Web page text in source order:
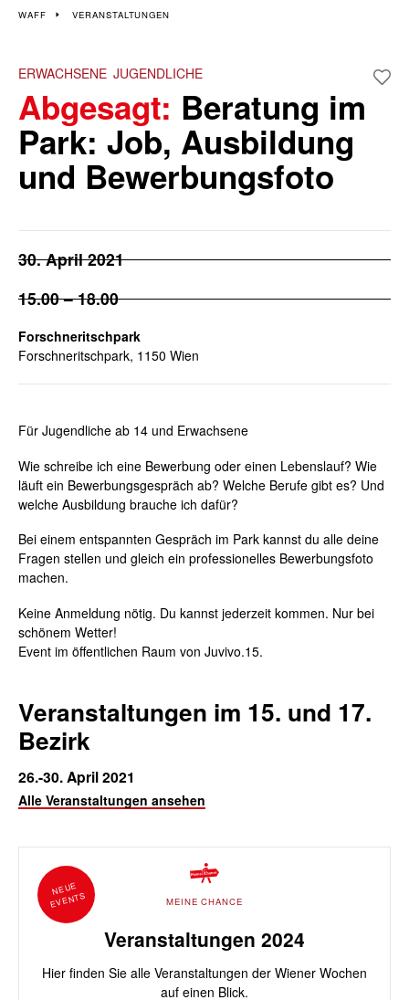
Veranstaltungen im 15.
und 17. Bezirk
Wiener Wochen für Beruf und Weiterbildung | 9. – 13. Mai 2022
WAFF VERANSTALTUNGEN
ERWACHSENE JUGENDLICHE
Abgesagt: Beratung im
Park: Job, Ausbildung
und Bewerbungsfoto
30. April 2021
15.00 – 18.00
Forschneritschpark
Forschneritschpark, 1150 Wien
Für Jugendliche ab 14 und Erwachsene
Wie schreibe ich eine Bewerbung oder einen Lebenslauf? Wie
läuft ein Bewerbungsgespräch ab? Welche Berufe gibt es? Und
welche Ausbildung brauche ich dafür?
Bei einem entspannten Gespräch im Park kannst du alle deine
Fragen stellen und gleich ein professionelles Bewerbungsfoto
machen.
Keine Anmeldung nötig. Du kannst jederzeit kommen. Nur bei
schönem Wetter!
Event im öffentlichen Raum von Juvivo.15.
Veranstaltungen im 15. und 17.
Bezirk
26.-30. April 2021
Alle Veranstaltungen ansehen
MEINE CHANCE
Veranstaltungen 2024
Hier finden Sie alle Veranstaltungen der Wiener Wochen
auf einen Blick.
NEUE
EVENTS